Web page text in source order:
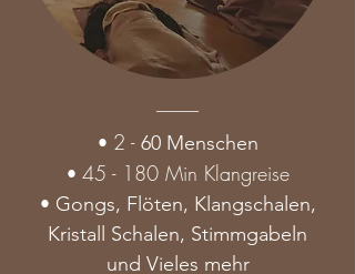
• 2 - 60 Menschen
• 45 - 180 Min Klangreise
• Gongs, Flöten, Klangschalen,
Kristall Schalen, Stimmgabeln
und Vieles mehr